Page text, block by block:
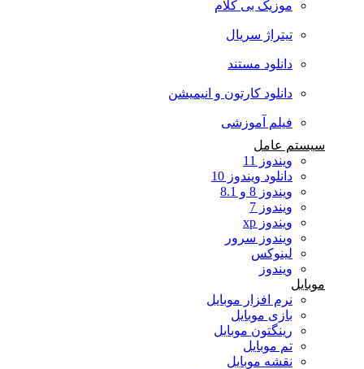
موزیک بی کلام
تیتراژ سریال
دانلود مستند
دانلود کارتون و انیمیشن
فیلم آموزشی
سیستم عامل
ویندوز 11
دانلود ویندوز 10
ویندوز 8 و 8.1
ویندوز 7
ویندوز xp
ویندوز سرور
لینوکس
ویندوز
موبایل
نرم افزار موبایل
بازی موبایل
رینگتون موبایل
تم موبایل
نقشه موبایل